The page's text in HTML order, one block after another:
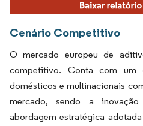
Cenário Competitivo
O mercado europeu de
competitivo. Conta com um
domésticos e multinacionais
mercado, sendo a
abordagem estratégica